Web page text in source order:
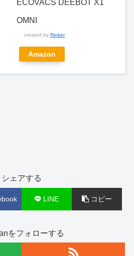
ECOVACS DEEBOT X1
OMNI
created by Rinker
Amazon
シェアする
LINE コピー
をフォローする